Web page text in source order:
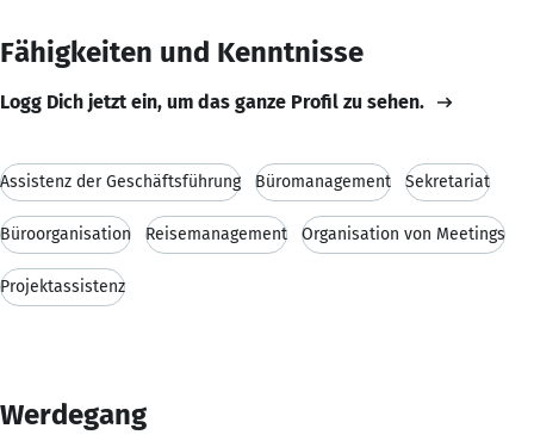
Fähigkeiten und Kenntnisse
Logg Dich jetzt ein, um das ganze Profil zu sehen.
Assistenz der Geschäftsführung Büromanagement Sekretariat
Büroorganisation Reisemanagement Organisation von Meetings
Projektassistenz
Werdegang